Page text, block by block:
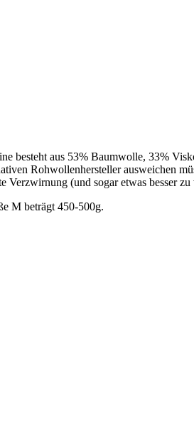
aus 53% Baumwolle, 33%
Rohwollenhersteller ausweichen
(und sogar etwas besser
M beträgt 450-500g.